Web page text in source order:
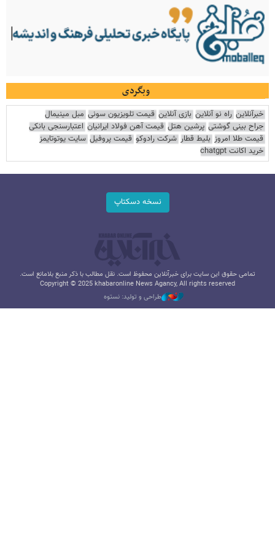
وبگردی
خبرآنلاین راه نو آنلاین بازی آنلاین قیمت تلویزیون سونی مبل مینیمال
جراح بینی گوشتی پرشین هتل قیمت آهن فولاد ایرانیان اعتبارسنجی بانکی
قیمت طلا امروز بلیط قطار شرکت رادوکو قیمت پروفیل سایت یوتوتایمز
خرید اکانت chatgpt
نسخه دسکتاپ
تمامی حقوق این سایت برای خبرآنلاین محفوظ است. نقل مطالب با ذکر منبع بلامانع است.
Copyright © 2025 khabaronline News Agancy, All rights reserved
طراحی و تولید: نستوه